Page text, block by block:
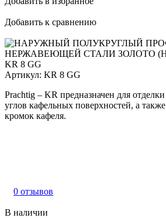
Добавить к сравнению
Артикул: KR 8 GG
Prachtig – KR предназначен для
углов кафельных поверхностей, а
кромок кафеля.
0 отзывов
В наличии